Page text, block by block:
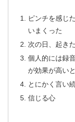
ピンチを感じ
いまくった
次の日、起き
個人的には録
が効果が高い
とにかく言い
信じる心